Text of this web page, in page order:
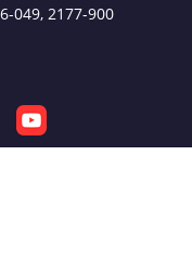
049, 2177-900